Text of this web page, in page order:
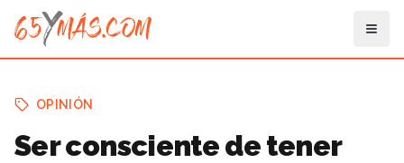
OPINIÓN
Ser consciente de tener